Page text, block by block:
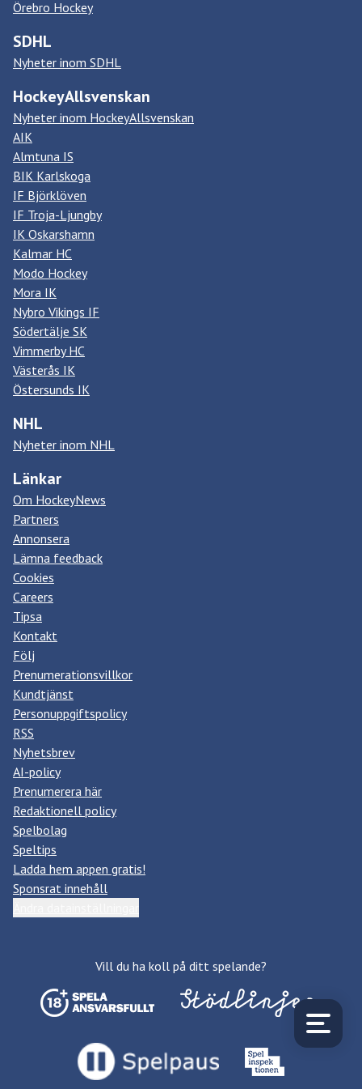
Örebro Hockey
SDHL
Nyheter inom SDHL
HockeyAllsvenskan
Nyheter inom HockeyAllsvenskan
AIK
Almtuna IS
BIK Karlskoga
IF Björklöven
IF Troja-Ljungby
IK Oskarshamn
Kalmar HC
Modo Hockey
Mora IK
Nybro Vikings IF
Södertälje SK
Vimmerby HC
Västerås IK
Östersunds IK
NHL
Nyheter inom NHL
Länkar
Om HockeyNews
Partners
Annonsera
Lämna feedback
Cookies
Careers
Tipsa
Kontakt
Följ
Prenumerationsvillkor
Kundtjänst
Personuppgiftspolicy
RSS
Nyhetsbrev
AI-policy
Prenumerera här
Redaktionell policy
Spelbolag
Speltips
Ladda hem appen gratis!
Sponsrat innehåll
Vill du ha koll på ditt spelande?